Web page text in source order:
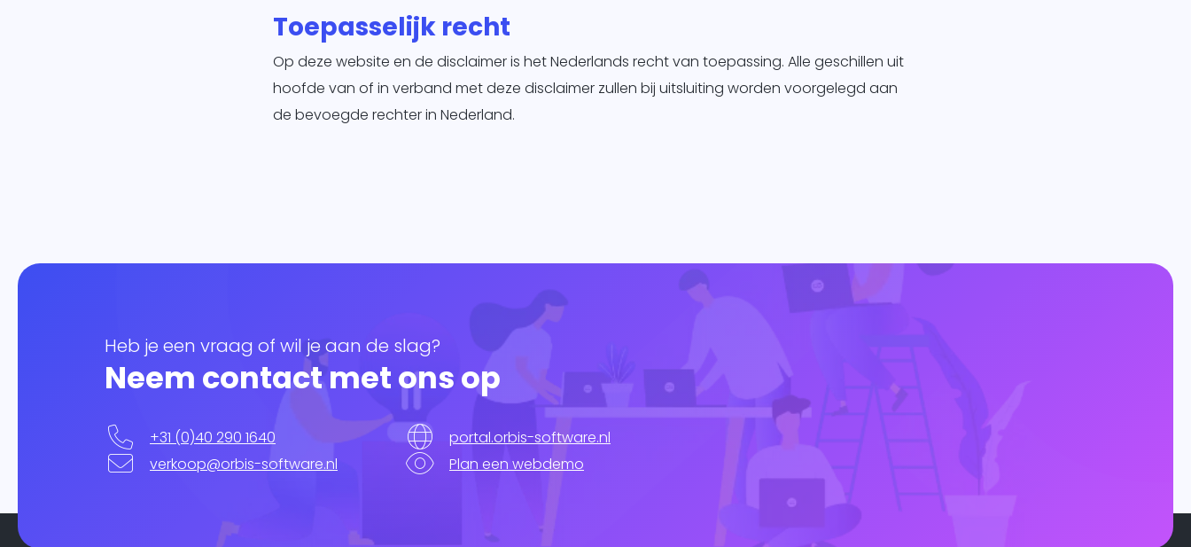
Toepasselijk recht
Op deze website en de disclaimer is het Nederlands recht van toepassing. Alle geschillen uit
hoofde van of in verband met deze disclaimer zullen bij uitsluiting worden voorgelegd aan
de bevoegde rechter in Nederland.
Heb je een vraag of wil je aan de slag?
Neem contact met ons op
+31 (0)40 290 1640
portal.orbis-software.nl
verkoop@orbis-software.nl
Plan een webdemo